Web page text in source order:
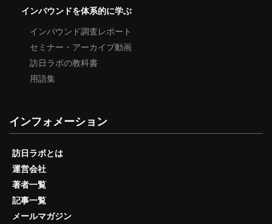
インバウンドを体系的に学ぶ
インバウンド調査レポート
セミナー・アーカイブ動画
訪日ラボの教科書
用語集
インフォメーション
訪日ラボとは
運営会社
著者一覧
記事一覧
メールマガジン